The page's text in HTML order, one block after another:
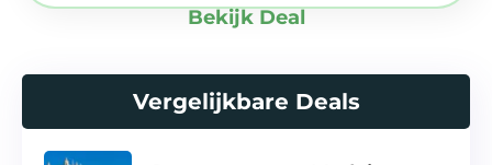
Bekijk Deal
Vergelijkbare Deals